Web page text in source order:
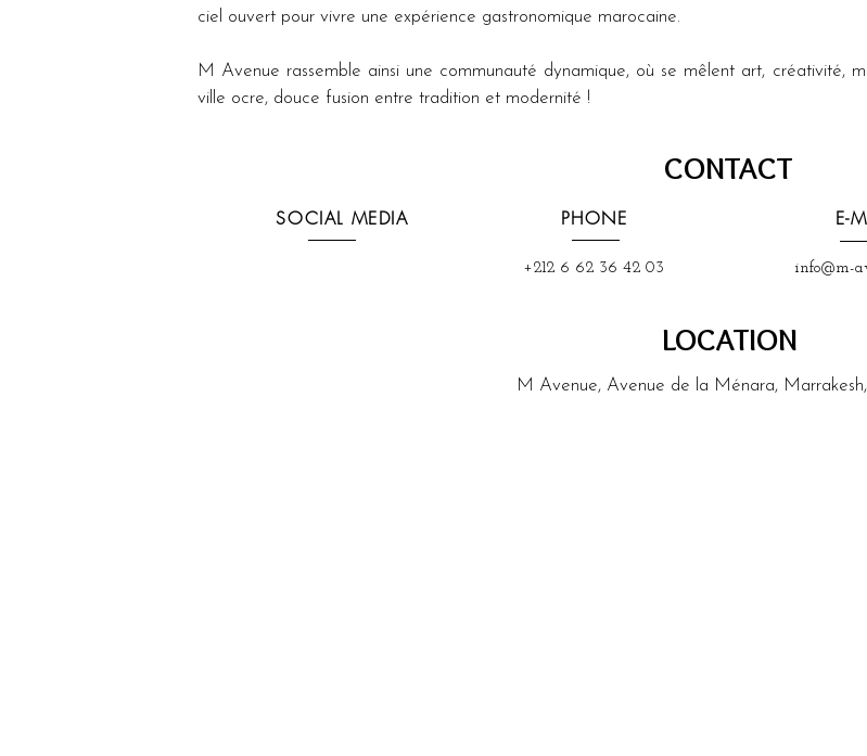
ciel ouvert pour vivre une expérience gastronomique marocaine.
M Avenue rassemble ainsi une communauté dynamique, où se mêlent art, créativité,
ville ocre, douce fusion entre tradition et modernité !
CONTACT
SOCIAL MEDIA PHONE
+212 6 62 36 42 03
E-
info@m-
LOCATION
M Avenue, Avenue de la Ménara,